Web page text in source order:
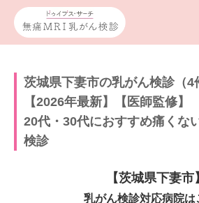
茨城県下妻市の乳がん検診（4
【2026年最新】【医師監修】
20代・30代におすすめ痛くな
検診
【茨城県下妻市】
乳がん検診対応病院は